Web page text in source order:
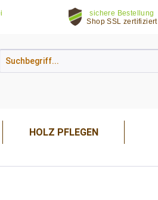
sichere Bestellung
Shop SSL zertifiziert
HOLZ PFLEGEN